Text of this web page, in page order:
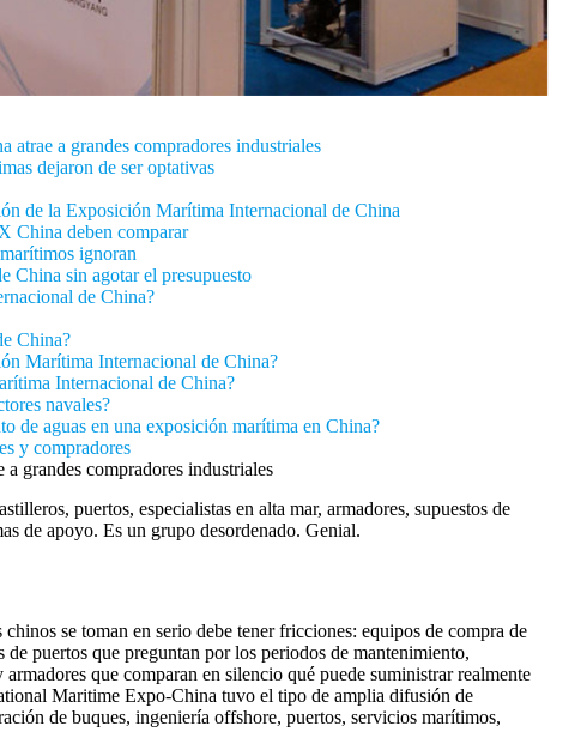
a grandes compradores industriales
dejaron de ser optativas
de la Exposición Marítima Internacional de China
China deben comparar
ignoran
China sin agotar el presupuesto
de China?
China?
Marítima Internacional de China?
Internacional de China?
navales?
de aguas en una exposición marítima en China?
y compradores
grandes compradores industriales
puertos, especialistas en alta mar, armadores, supuestos de
de apoyo. Es un grupo desordenado. Genial.
se toman en serio debe tener fricciones: equipos de compra de
puertos que preguntan por los periodos de mantenimiento,
que comparan en silencio qué puede suministrar realmente
Maritime Expo-China tuvo el tipo de amplia difusión de
de buques, ingeniería offshore, puertos, servicios marítimos,